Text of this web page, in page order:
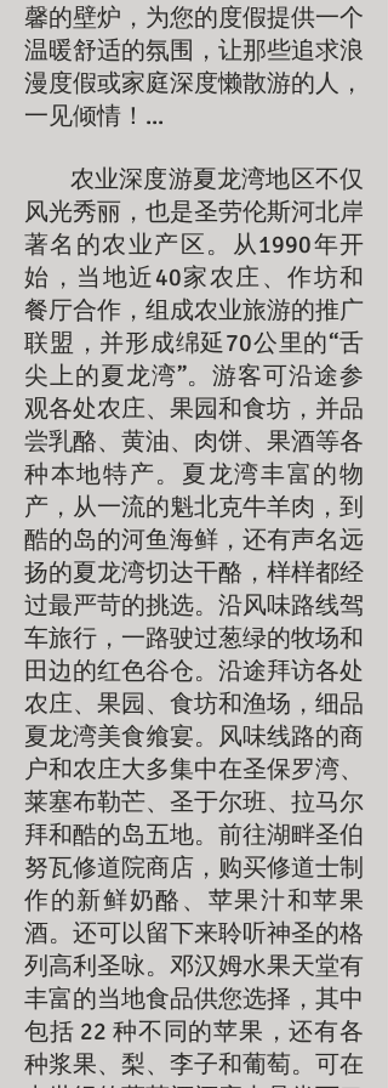
馨的壁炉，为您的度假提供一个
温暖舒适的氛围，让那些追求浪
漫度假或家庭深度懒散游的人，
一见倾情！...
农业深度游夏龙湾地区不仅
风光秀丽，也是圣劳伦斯河北岸
著名的农业产区。从1990年开
始，当地近40家农庄、作坊和
餐厅合作，组成农业旅游的推广
联盟，并形成绵延70公里的“舌
尖上的夏龙湾”。游客可沿途参
观各处农庄、果园和食坊，并品
尝乳酪、黄油、肉饼、果酒等各
种本地特产。夏龙湾丰富的物
产，从一流的魁北克牛羊肉，到
酷的岛的河鱼海鲜，还有声名远
扬的夏龙湾切达干酪，样样都经
过最严苛的挑选。沿风味路线驾
车旅行，一路驶过葱绿的牧场和
田边的红色谷仓。沿途拜访各处
农庄、果园、食坊和渔场，细品
夏龙湾美食飨宴。风味线路的商
户和农庄大多集中在圣保罗湾、
莱塞布勒芒、圣于尔班、拉马尔
拜和酷的岛五地。前往湖畔圣伯
努瓦修道院商店，购买修道士制
作的新鲜奶酪、苹果汁和苹果
酒。还可以留下来聆听神圣的格
列高利圣咏。邓汉姆水果天堂有
丰富的当地食品供您选择，其中
包括 22 种不同的苹果，还有各
种浆果、梨、李子和葡萄。可在